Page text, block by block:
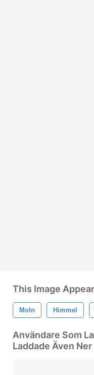
This Image
Moln Himmel
Användare Som
Laddade Även Ner